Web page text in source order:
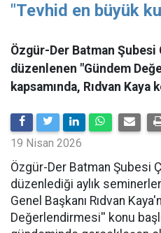
"Tevhid en büyük
Özgür-Der Batman Şubesi
düzenlenen "Gündem
kapsamında, Rıdvan Kaya
19 Nisan 2026
​Özgür-Der Batman Şubesi
düzenlediği aylık
Genel Başkanı Rıdvan
Değerlendirmesi'' konu